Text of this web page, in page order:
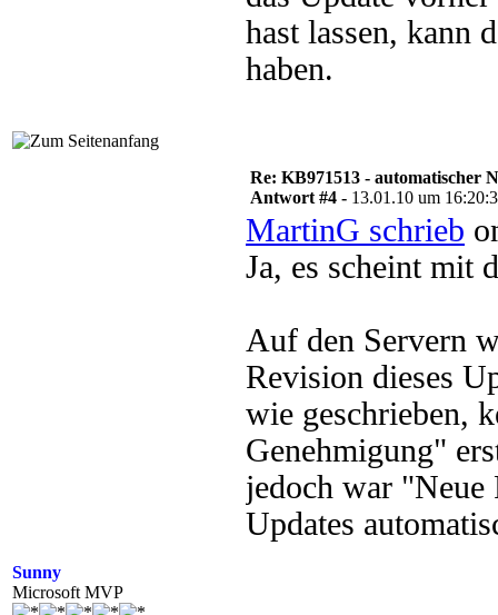
hast lassen, kann
haben.
Sunny
Microsoft MVP
Re: KB971513 - automatischer
Antwort #4 - 13.01.10 um
MartinG schrieb
Ja, es scheint mit
Auf den Servern
Revision dieses
wie geschrieben,
Genehmigung"
jedoch war "Neue
Updates